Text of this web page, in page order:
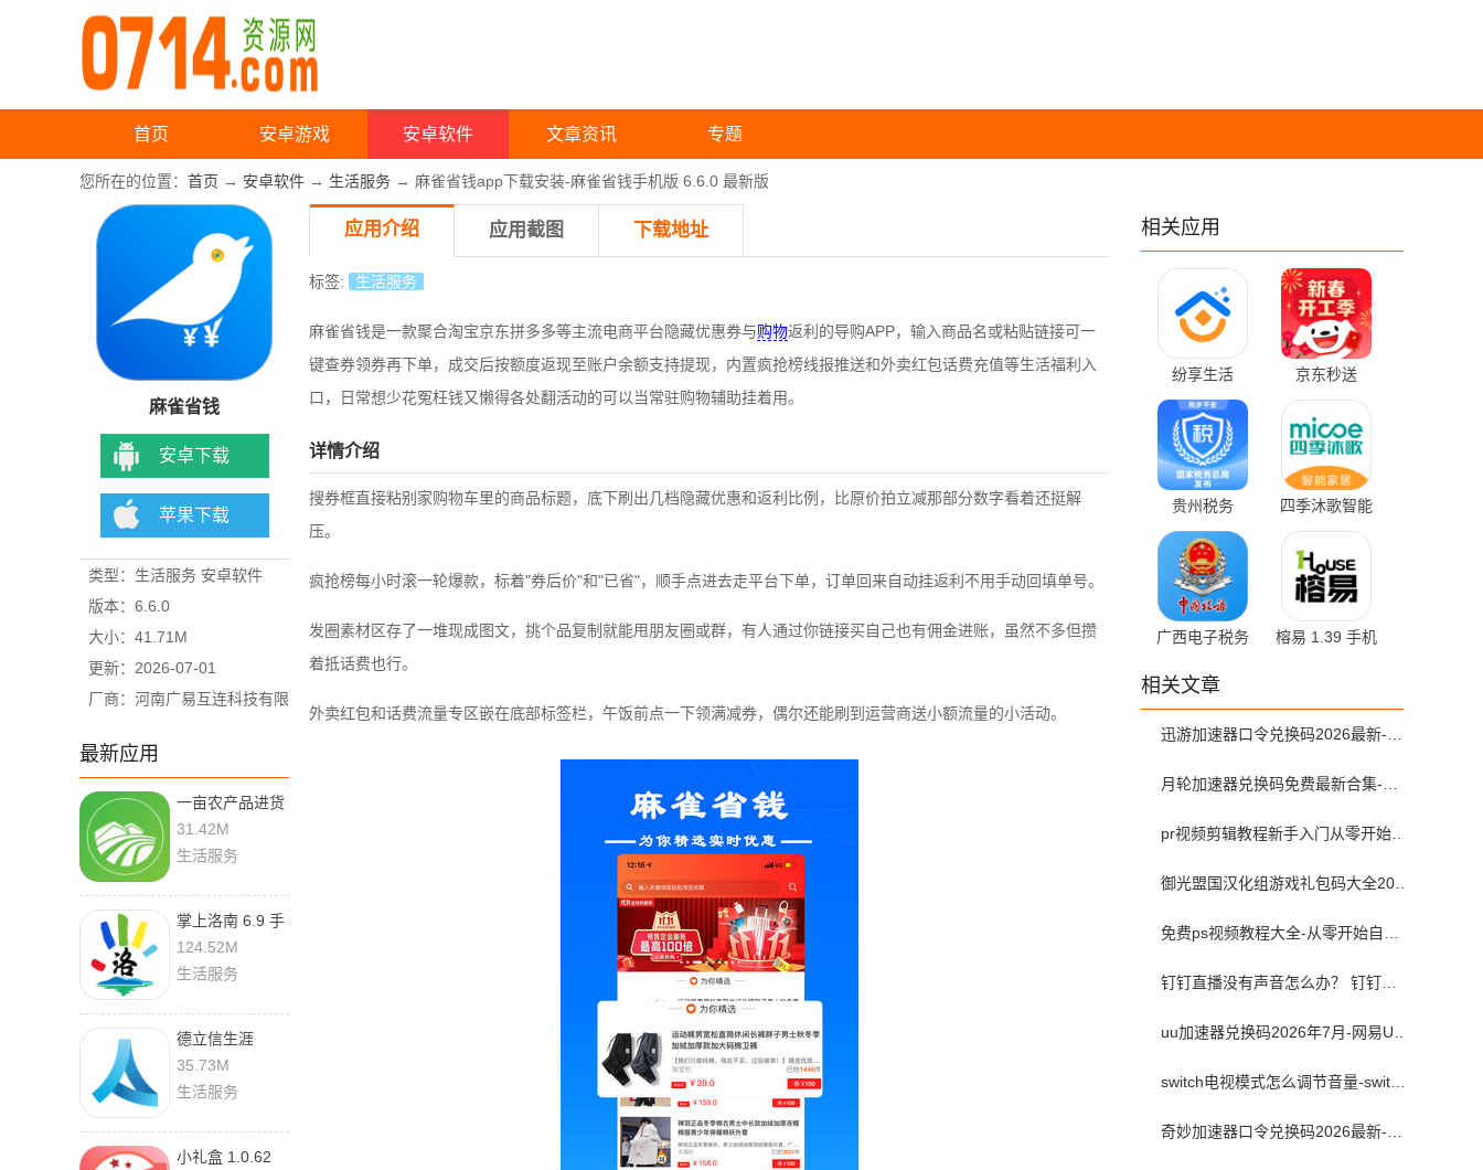
首页 安卓游戏 安卓软件 文章资讯 专题
您所在的位置： 首页 → 安卓软件 → 生活服务 → 麻雀省钱app下载安装-麻雀省钱手机版 6.6.0 最新版
麻雀省钱
安卓下载
苹果下载
类型：生活服务 安卓软件
版本：6.6.0
大小：41.71M
更新：2026-07-01
厂商：河南广易互连科技有限
最新应用
一亩农产品进货
1.0.0 手机版
31.42M
生活服务
掌上洛南 6.9 手
机版
124.52M
生活服务
德立信生涯
2.1.4 手机版
35.73M
生活服务
小礼盒 1.0.62
应用介绍 应用截图 下载地址
标签: 生活服务
麻雀省钱是一款聚合淘宝京东拼多多等主流电商平台隐藏优惠券与购物返利的导购APP，输入商品名或粘贴链接可一
键查券领券再下单，成交后按额度返现至账户余额支持提现，内置疯抢榜线报推送和外卖红包话费充值等生活福利入
口，日常想少花冤枉钱又懒得各处翻活动的可以当常驻购物辅助挂着用。
详情介绍
搜券框直接粘别家购物车里的商品标题，底下刷出几档隐藏优惠和返利比例，比原价拍立减那部分数字看着还挺解
压。
疯抢榜每小时滚一轮爆款，标着"券后价"和"已省"，顺手点进去走平台下单，订单回来自动挂返利不用手动回填单号。
发圈素材区存了一堆现成图文，挑个品复制就能甩朋友圈或群，有人通过你链接买自己也有佣金进账，虽然不多但攒
着抵话费也行。
外卖红包和话费流量专区嵌在底部标签栏，午饭前点一下领满减券，偶尔还能刷到运营商送小额流量的小活动。
相关应用
纷享生活
1.0.57 最新版
京东秒送
15.8.30 官方版
贵州税务
1.2.17 官方版
四季沐歌智能
家居 1.0.8 最
新版
广西电子税务
版
榕易 1.39 手机
相关文章